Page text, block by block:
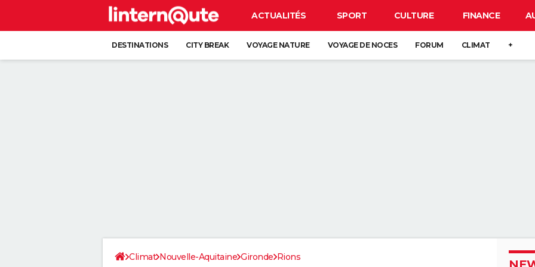
ACTUALITÉS SPORT CULTURE FINANCE
DESTINATIONS CITY BREAK VOYAGE NATURE VOYAGE DE NOCES FORUM CLIMAT +
Climat Nouvelle-Aquitaine Gironde Rions